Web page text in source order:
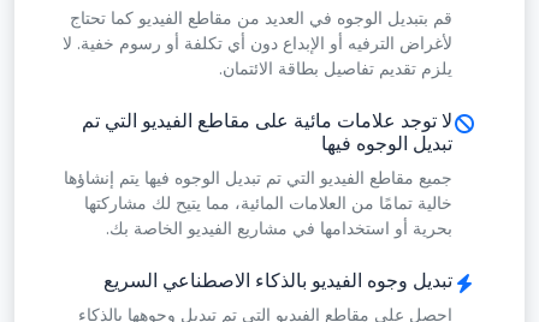
قم بتبديل الوجوه في العديد من مقاطع الفيديو كما تحتاج
لأغراض الترفيه أو الإبداع دون أي تكلفة أو رسوم خفية. لا
يلزم تقديم تفاصيل بطاقة الائتمان.
لا توجد علامات مائية على مقاطع الفيديو التي تم
تبديل الوجوه فيها
جميع مقاطع الفيديو التي تم تبديل الوجوه فيها يتم إنشاؤها
خالية تمامًا من العلامات المائية، مما يتيح لك مشاركتها
بحرية أو استخدامها في مشاريع الفيديو الخاصة بك.
تبديل وجوه الفيديو بالذكاء الاصطناعي السريع
احصل على مقاطع الفيديو التي تم تبديل وجوهها بالذكاء